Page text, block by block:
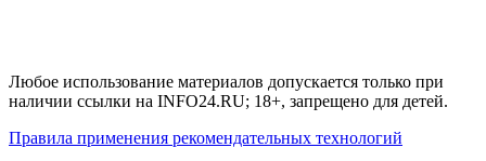
Любое использование материалов допускается только при
наличии ссылки на INFO24.RU; 18+, запрещено для детей.
Правила применения рекомендательных технологий